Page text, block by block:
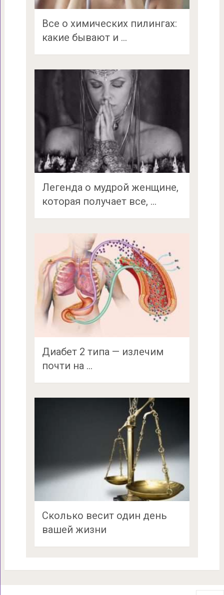
Все о химических пилингах:
какие бывают и …
Легенда о мудрой женщине,
которая получает все, …
Диабет 2 типа — излечим
почти на …
Сколько весит один день
вашей жизни